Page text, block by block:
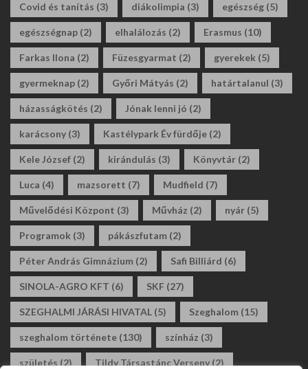
Covid és tanítás (3) diákolimpia (3) egészség (5)
egészségnap (2) elhalálozás (2) Erasmus (10)
Farkas Ilona (2) Füzesgyarmat (2) gyerekek (5)
gyermeknap (2) Győri Mátyás (2) határtalanul (3)
házasságkötés (2) Jónak lenni jó (2)
karácsony (3) Kastélypark Év fürdője (2)
Kele József (2) kirándulás (3) Könyvtár (2)
Luca (4) mazsorett (7) Mudfield (7)
Művelődési Központ (3) Művház (2) nyár (5)
Programok (3) pákászfutam (2)
Péter András Gimnázium (2) Safi Billiárd (6)
SINOLA-AGRO KFT (6) SKF (27)
SZEGHALMI JÁRÁSI HIVATAL (5) Szeghalom (15)
szeghalom története (130) színház (3)
születés (2) Tildy Társastánc Verseny (2)